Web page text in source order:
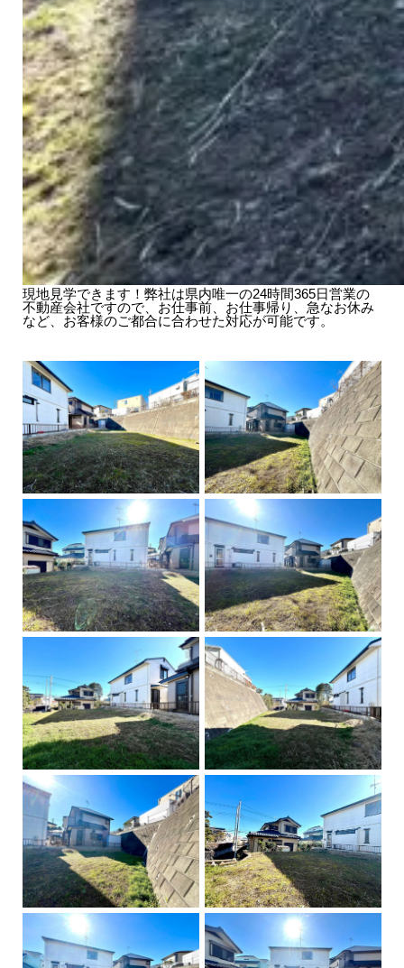
現地見学できます！弊社は県内唯一の24時間365日営業の
不動産会社ですので、お仕事前、お仕事帰り、急なお休み
など、お客様のご都合に合わせた対応が可能です。